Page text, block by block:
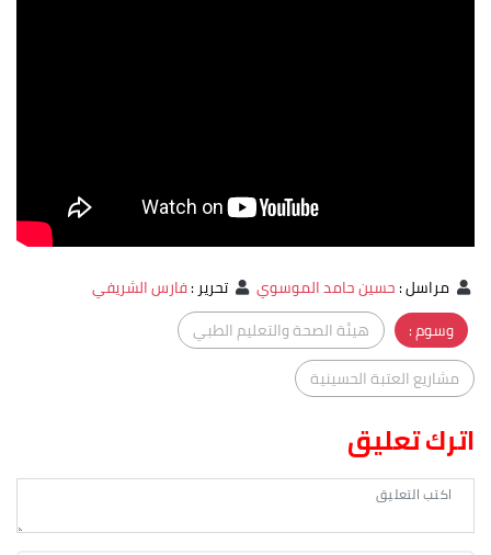
مراسل:حسين حامد الموسوي تحرير:فارس الشريفي
وسوم :
هيئة الصحة والتعليم الطبي
مشاريع العتبة الحسينية
اترك تعليق